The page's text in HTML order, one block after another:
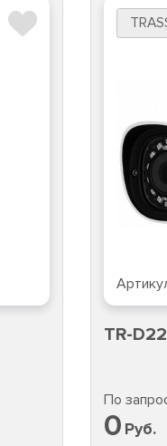
TR-
По
0 Руб.